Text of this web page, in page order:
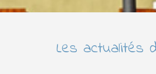
Les actualités